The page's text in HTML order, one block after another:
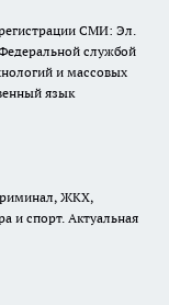
СМИ: Эл.
службой
и массовых
язык
ЖКХ,
и спорт. Актуальная